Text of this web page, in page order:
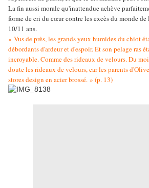
La fin aussi morale qu'inattendue achève
forme de cri du cœur contre les excès du monde de
10/11 ans.
« Vus de près, les grands yeux humides du chiot
débordants d'ardeur et d'espoir. Et son pelage ras
incroyable. Comme des rideaux de velours. Du
doute les rideaux de velours, car les parents
stores design en acier brossé. » (p. 13)